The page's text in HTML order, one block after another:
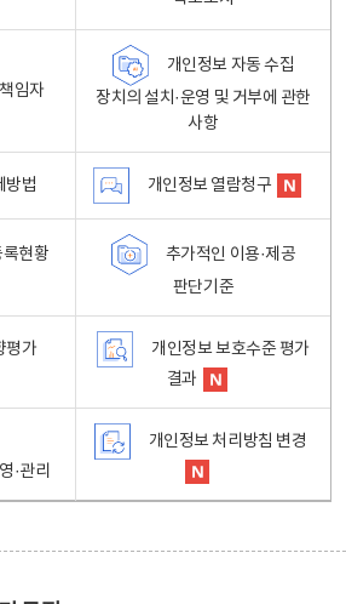
임자
개인정보 자동 수집
장치의 설치·운영 및 거부에 관한
사항
방법 개인정보 열람청구
록현황
추가적인 이용·제공
판단기준
평가
개인정보 보호수준 평가
결과
·관리
개인정보 처리방침 변경